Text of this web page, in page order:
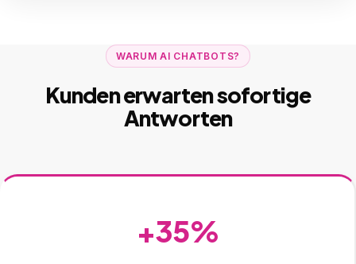
WARUM AI CHATBOTS?
Kunden erwarten sofortige
Antworten
+35%